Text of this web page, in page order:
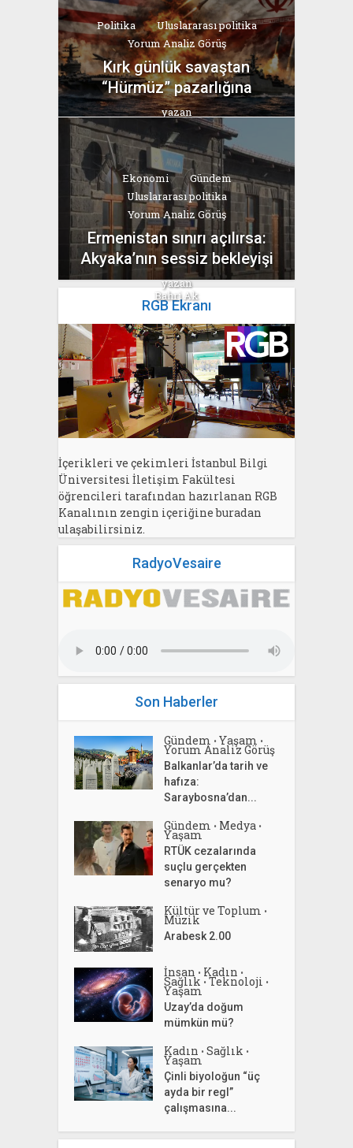
Politika
Uluslararası politika
Yorum Analiz Görüş
Kırk günlük savaştan
“Hürmüz” pazarlığına
yazan
Bahri Ak
Ekonomi
Gündem
Uluslararası politika
Yorum Analiz Görüş
Ermenistan sınırı açılırsa:
Akyaka’nın sessiz bekleyişi
yazan
Bahri Ak
RGB Ekranı
İçerikleri ve çekimleri İstanbul Bilgi
Üniversitesi İletişim Fakültesi
öğrencileri tarafından hazırlanan RGB
Kanalının zengin içeriğine buradan
ulaşabilirsiniz.
RadyoVesaire
Son Haberler
Gündem • Yaşam •
Yorum Analiz Görüş
Balkanlar’da tarih ve
hafıza:
Saraybosna’dan...
Gündem • Medya •
Yaşam
RTÜK cezalarında
suçlu gerçekten
senaryo mu?
Kültür ve Toplum •
Müzik
Arabesk 2.00
İnsan • Kadın •
Sağlık • Teknoloji •
Yaşam
Uzay’da doğum
mümkün mü?
Kadın • Sağlık •
Yaşam
Çinli biyoloğun “üç
ayda bir regl”
çalışmasına...